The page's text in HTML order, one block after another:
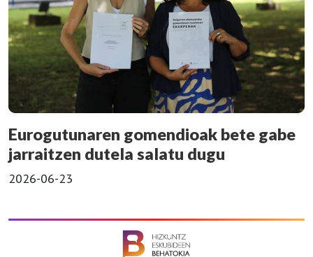
Eurogutunaren gomendioak bete gabe
jarraitzen dutela salatu dugu
2026-06-23